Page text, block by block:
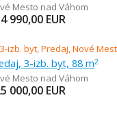
Mesto nad Váhom
990,00 EUR
3-izb. byt, 88 m2
Mesto nad Váhom
000,00 EUR